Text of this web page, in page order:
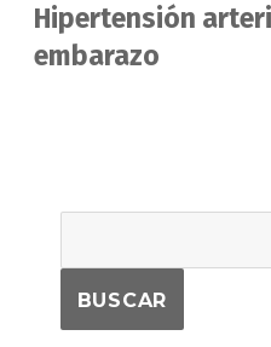
Entrada
siguiente:
Hipertensión
embarazo